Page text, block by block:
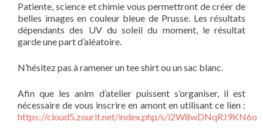
Patiente, science et chimie vous permettront de créer de
belles images en couleur bleue de Prusse. Les résultats
dépendants des UV du soleil du moment, le résultat
garde une part d’aléatoire.
N’hésitez pas à ramener un tee shirt ou un sac blanc.
Afin que les anim d’atelier puissent s’organiser, il est
nécessaire de vous inscrire en amont en utilisant ce lien :
https://cloud5.zourit.net/index.php/s/i2W8wDNqRJ9KN6o